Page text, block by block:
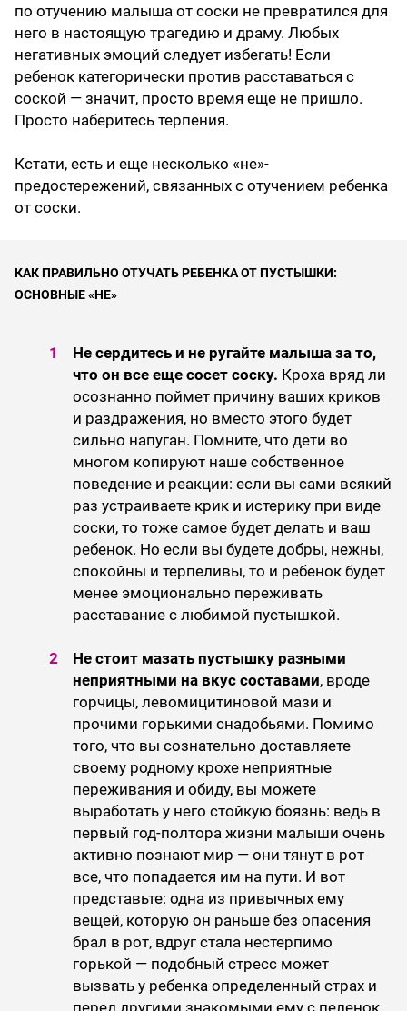
по отучению малыша от соски не превратился для
него в настоящую трагедию и драму. Любых
негативных эмоций следует избегать! Если
ребенок категорически против расставаться с
соской — значит, просто время еще не пришло.
Просто наберитесь терпения.
Кстати, есть и еще несколько «не»-
предостережений, связанных с отучением ребенка
от соски.
КАК ПРАВИЛЬНО ОТУЧАТЬ РЕБЕНКА ОТ ПУСТЫШКИ:
ОСНОВНЫЕ «НЕ»
Не сердитесь и не ругайте малыша за то,
что он все еще сосет соску. Кроха вряд ли
осознанно поймет причину ваших криков
и раздражения, но вместо этого будет
сильно напуган. Помните, что дети во
многом копируют наше собственное
поведение и реакции: если вы сами всякий
раз устраиваете крик и истерику при виде
соски, то тоже самое будет делать и ваш
ребенок. Но если вы будете добры, нежны,
спокойны и терпеливы, то и ребенок будет
менее эмоционально переживать
расставание с любимой пустышкой.
Не стоит мазать пустышку разными
неприятными на вкус составами, вроде
горчицы, левомицитиновой мази и
прочими горькими снадобьями. Помимо
того, что вы сознательно доставляете
своему родному крохе неприятные
переживания и обиду, вы можете
выработать у него стойкую боязнь: ведь в
первый год-полтора жизни малыши очень
активно познают мир — они тянут в рот
все, что попадается им на пути. И вот
представьте: одна из привычных ему
вещей, которую он раньше без опасения
брал в рот, вдруг стала нестерпимо
горькой — подобный стресс может
вызвать у ребенка определенный страх и